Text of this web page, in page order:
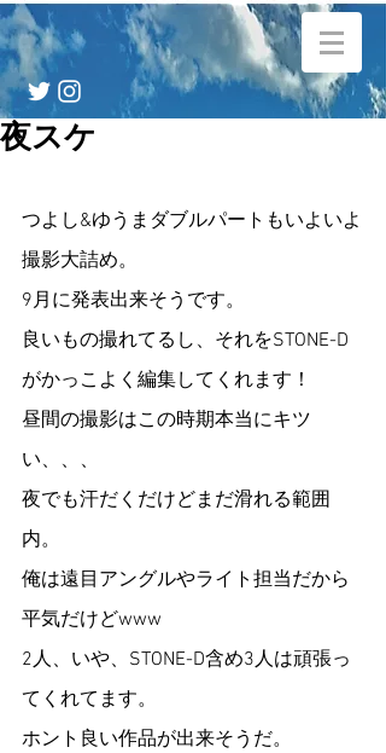
夜スケ
つよし&ゆうまダブルパートもいよいよ
撮影大詰め。
9月に発表出来そうです。
良いもの撮れてるし、それをSTONE-D
がかっこよく編集してくれます！
昼間の撮影はこの時期本当にキツ
い、、、
夜でも汗だくだけどまだ滑れる範囲
内。
俺は遠目アングルやライト担当だから
平気だけどwww
2人、いや、STONE-D含め3人は頑張っ
てくれてます。
ホント良い作品が出来そうだ。